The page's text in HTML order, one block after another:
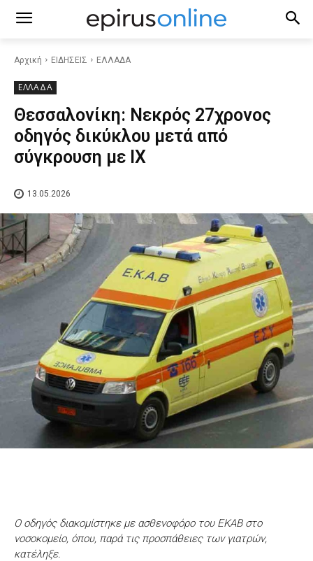
Αρχική ΕΙΔΗΣΕΙΣ ΕΛΛΑΔΑ
ΕΛΛΑΔΑ
Θεσσαλονίκη: Νεκρός 27χρονος
οδηγός δικύκλου μετά από
σύγκρουση με ΙΧ
13.05.2026
Ο οδηγός διακομίστηκε με ασθενοφόρο του ΕΚΑΒ στο
νοσοκομείο, όπου, παρά τις προσπάθειες των γιατρών,
κατέληξε.